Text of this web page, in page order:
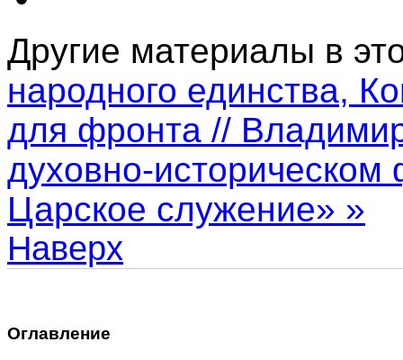
Другие материалы в
народного единства,
для фронта //
духовно-
Царское служение» »
Наверх
Оглавление